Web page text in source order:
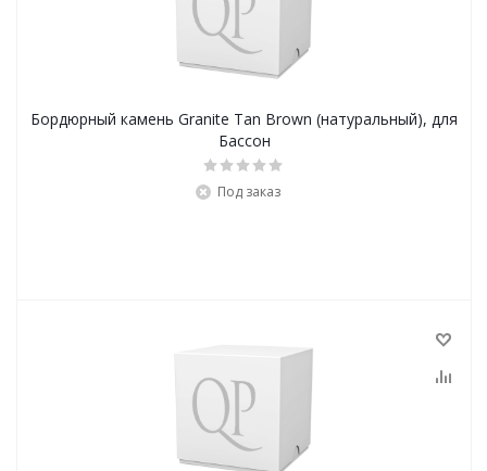
Бордюрный камень Granite Tan Brown (натуральный), для
Бассон
Под заказ